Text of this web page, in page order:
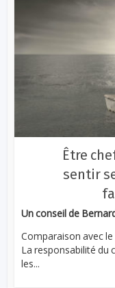
Être
sentir
Un conseil de
Comparaison avec
La responsabilité du
les...